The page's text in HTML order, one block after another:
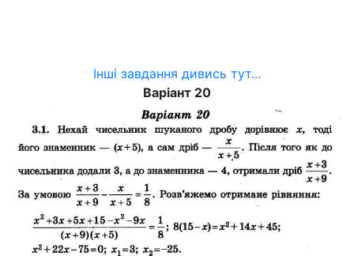
Інші завдання дивись тут...
Варіант 20